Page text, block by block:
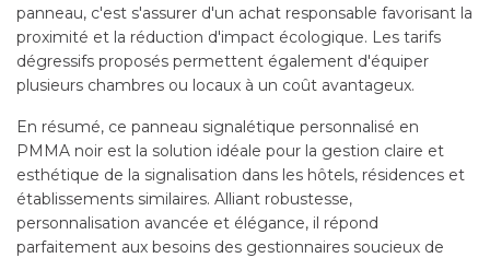
panneau, c'est s'assurer d'un achat responsable favorisant la
proximité et la réduction d'impact écologique. Les tarifs
dégressifs proposés permettent également d'équiper
plusieurs chambres ou locaux à un coût avantageux.
En résumé, ce panneau signalétique personnalisé en
PMMA noir est la solution idéale pour la gestion claire et
esthétique de la signalisation dans les hôtels, résidences et
établissements similaires. Alliant robustesse,
personnalisation avancée et élégance, il répond
parfaitement aux besoins des gestionnaires soucieux de